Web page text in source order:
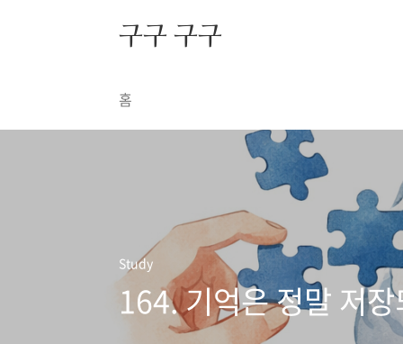
구구 구구
홈
Study
164. 기억은 정말 저